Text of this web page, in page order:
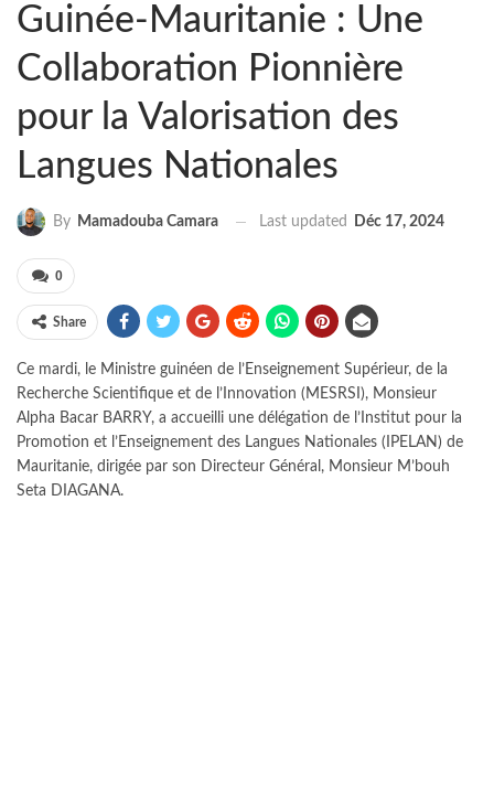
Guinée-Mauritanie : Une
Collaboration Pionnière
pour la Valorisation des
Langues Nationales
By Mamadouba Camara Last updated Déc 17, 2024
0
Share
Ce mardi, le Ministre guinéen de l’Enseignement Supérieur, de la
Recherche Scientifique et de l’Innovation (MESRSI), Monsieur
Alpha Bacar BARRY, a accueilli une délégation de l’Institut pour la
Promotion et l’Enseignement des Langues Nationales (IPELAN) de
Mauritanie, dirigée par son Directeur Général, Monsieur M’bouh
Seta DIAGANA.